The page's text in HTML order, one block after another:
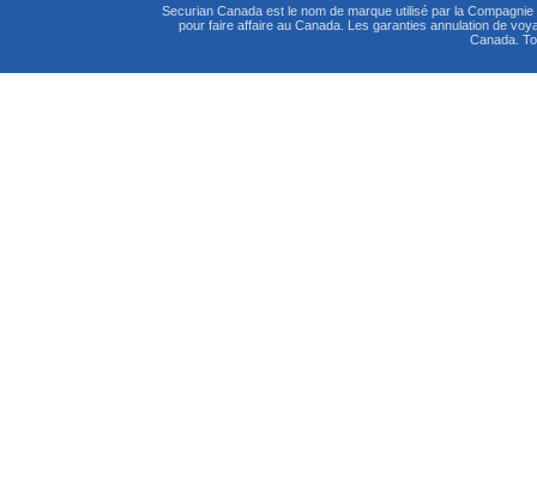
Securian Canada est le nom de marque utilisé par la
pour faire affaire au Canada. Les garanties annulation de
Canada.